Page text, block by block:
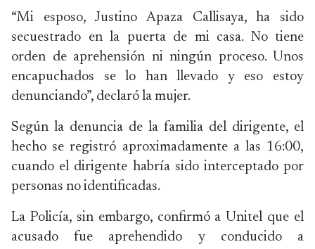
“Mi esposo, Justino Apaza Callisaya, ha sido
secuestrado en la puerta de mi casa. No tiene
orden de aprehensión ni ningún proceso. Unos
encapuchados se lo han llevado y eso estoy
denunciando”, declaró la mujer.
Según la denuncia de la familia del dirigente, el
hecho se registró aproximadamente a las 16:00,
cuando el dirigente habría sido interceptado por
personas no identificadas.
La Policía, sin embargo, confirmó a Unitel que el
acusado fue aprehendido y conducido a